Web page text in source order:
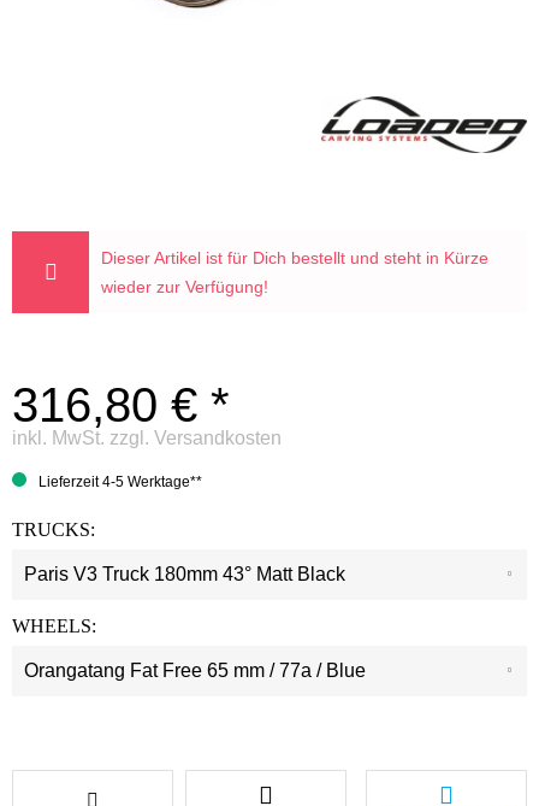
Dieser Artikel ist für Dich bestellt und steht in Kürze
wieder zur Verfügung!
316,80 € *
inkl. MwSt. zzgl. Versandkosten
Lieferzeit 4-5 Werktage**
TRUCKS:
WHEELS: